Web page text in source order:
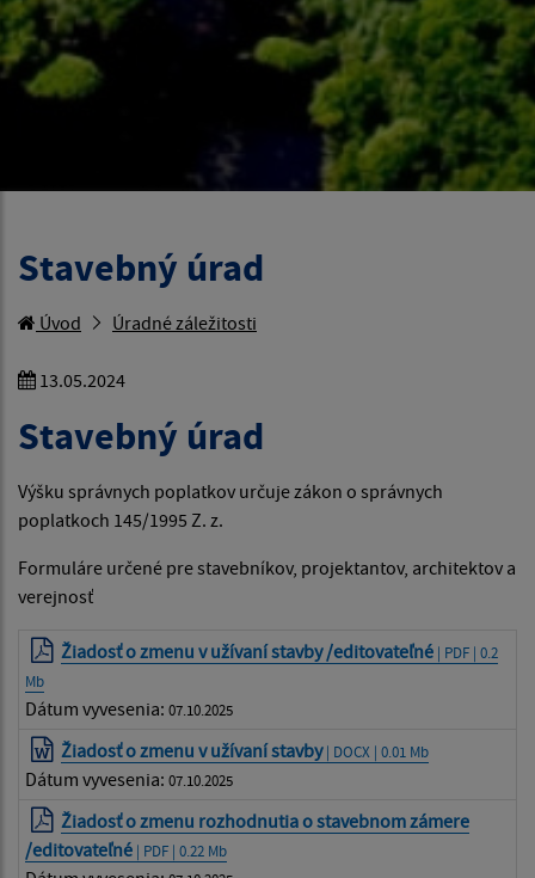
Stavebný úrad
Úvod Úradné záležitosti
13.05.2024
Stavebný úrad
Výšku správnych poplatkov určuje zákon o správnych
poplatkoch 145/1995 Z. z.
Formuláre určené pre stavebníkov, projektantov, architektov a
verejnosť
Žiadosť o zmenu v užívaní stavby /editovateľné | PDF | 0.2
Mb
Dátum vyvesenia: 07.10.2025
Žiadosť o zmenu v užívaní stavby| DOCX | 0.01 Mb
Dátum vyvesenia: 07.10.2025
Žiadosť o zmenu rozhodnutia o stavebnom zámere
/editovateľné | PDF | 0.22 Mb